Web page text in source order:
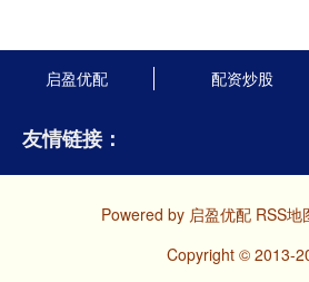
启盈优配 配资炒股
友情链接：
Powered by 启盈优配 RSS地
Copyright © 2013-